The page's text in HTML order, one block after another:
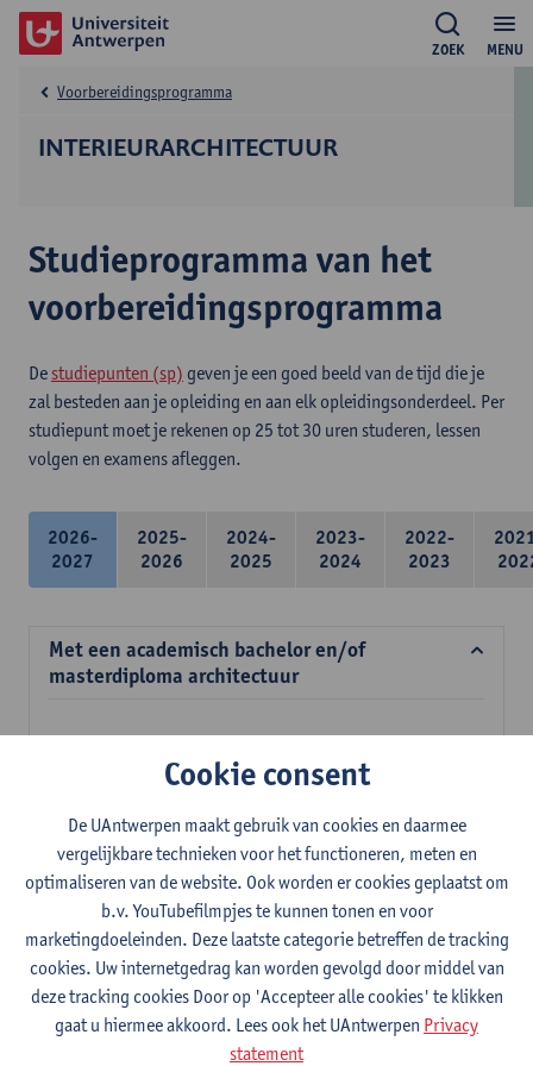
MENU
ZOEK
INTERIEURARCHITECTUUR
Voorbereidingsprogramma
Studieprogramma van het
voorbereidingsprogramma
De studiepunten (sp) geven je een goed beeld van de tijd die je
zal besteden aan je opleiding en aan elk opleidingsonderdeel. Per
studiepunt moet je rekenen op 25 tot 30 uren studeren, lessen
volgen en examens afleggen.
2026-
2027
2025-
2026
2024-
2025
2023-
2024
2022-
2023
Met een academisch bachelor en/of
masterdiploma architectuur
Verplichte opleidingsonderdelen
Meubelconstructie en ergonomie
2E SEM
3studiepunten
Lesgever(s):
Inge Somers Ann Coen
Stefan Dherdt
Jan Jacobs
Mens en ruimte
2E SEM
3studiepunten
Lesgever(s):
Margo Annemans Gustaaf Cornelis
Cookie consent
De UAntwerpen maakt gebruik van cookies en daarmee
vergelijkbare technieken voor het functioneren, meten en
optimaliseren van de website. Ook worden er cookies geplaatst om
b.v. YouTubefilmpjes te kunnen tonen en voor
marketingdoeleinden. Deze laatste categorie betreffen de tracking
cookies. Uw internetgedrag kan worden gevolgd door middel van
deze tracking cookies Door op 'Accepteer alle cookies' te klikken
gaat u hiermee akkoord. Lees ook het UAntwerpen Privacy
statement